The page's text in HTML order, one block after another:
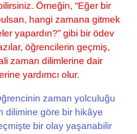
Örneğin, “Eğer bir
hangi zamana gitmek
yapardın?” gibi bir ödev
öğrencilerin geçmiş,
zaman dilimlerine dair
yardımcı olur.
zaman yolculuğu
dilimine göre bir hikâye
bir olay yaşanabilir